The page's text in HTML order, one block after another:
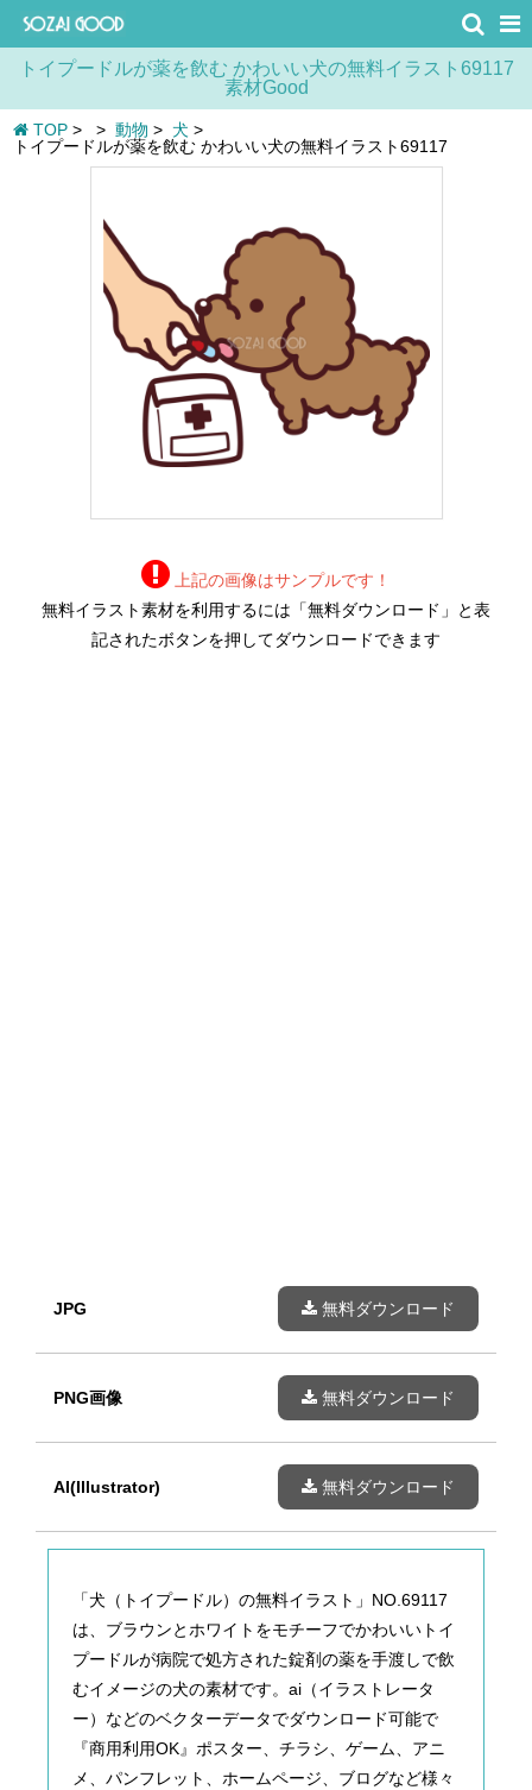
トイプードルが薬を飲む かわいい犬の無料イラスト69117
素材Good
TOP > > 動物 > 犬 >
トイプードルが薬を飲む かわいい犬の無料イラスト69117
上記の画像はサンプルです！
無料イラスト素材を利用するには「無料ダウンロード」と表
記されたボタンを押してダウンロードできます
JPG 無料ダウンロード
PNG画像 無料ダウンロード
AI(Illustrator) 無料ダウンロード
「犬（トイプードル）の無料イラスト」NO.69117
は、ブラウンとホワイトをモチーフでかわいいトイ
プードルが病院で処方された錠剤の薬を手渡しで飲
むイメージの犬の素材です。ai（イラストレータ
ー）などのベクターデータでダウンロード可能で
『商用利用OK』ポスター、チラシ、ゲーム、アニ
メ、パンフレット、ホームページ、ブログなど様々